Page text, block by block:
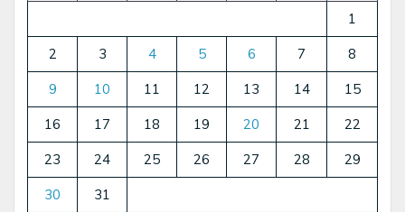
1
2 3 4 5 6 7 8
9 10 11 12 13 14 15
16 17 18 19 20 21 22
23 24 25 26 27 28 29
30 31